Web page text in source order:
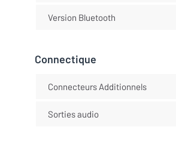
Version Bluetooth
Connectique
Connecteurs Additionnels
Sorties audio